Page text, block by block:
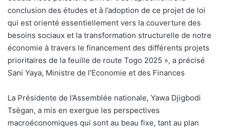
conclusion des études et à l’adoption de ce projet de loi
qui est orienté essentiellement vers la couverture des
besoins sociaux et la transformation structurelle de notre
économie à travers le financement des différents projets
prioritaires de la feuille de route Togo 2025 », a précisé
Sani Yaya, Ministre de l’Economie et des Finances
La Présidente de l’Assemblée nationale, Yawa Djigbodi
Tsègan, a mis en exergue les perspectives
macroéconomiques qui sont au beau fixe, tant au plan